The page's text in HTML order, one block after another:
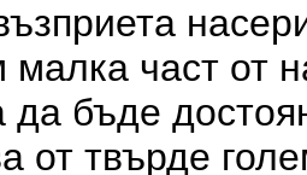
част от
да бъде
от твърде